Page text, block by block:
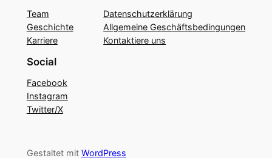
Team
Geschichte
Karriere
Datenschutzerklärung
Allgemeine Geschäftsbedingungen
Kontaktiere uns
Social
Facebook
Instagram
Twitter/X
Gestaltet mit WordPress